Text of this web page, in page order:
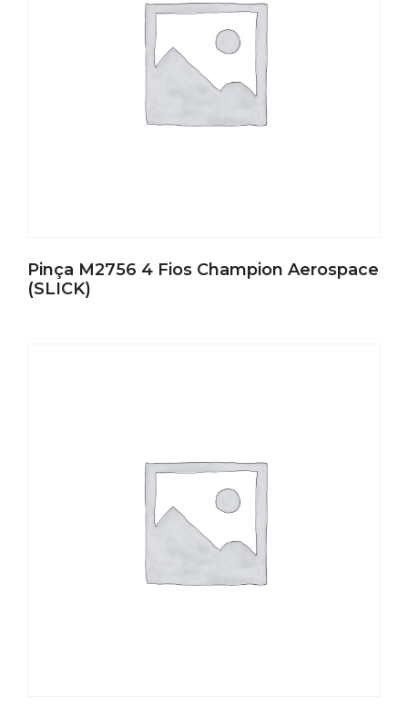
Pinça M2756 4 Fios Champion Aerospace
(SLICK)